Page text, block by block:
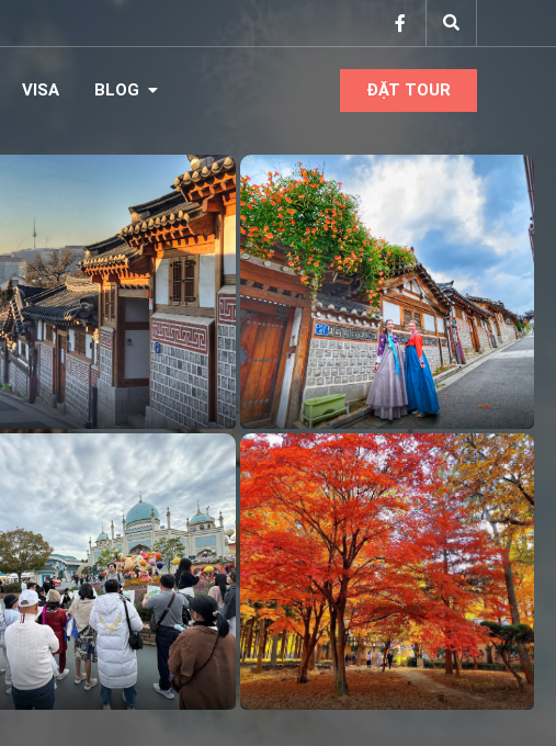
VISA BLOG ĐẶT TOUR